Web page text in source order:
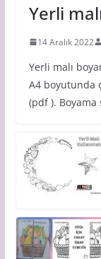
Yerli
14 Aralık 2022
Yerli malı
A4 boyutunda
(pdf ). Boyama